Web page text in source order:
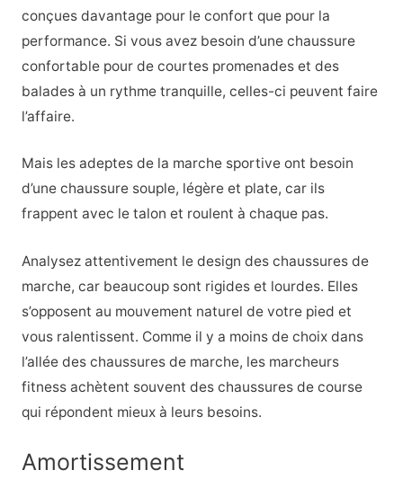
conçues davantage pour le confort que pour la
performance. Si vous avez besoin d’une chaussure
confortable pour de courtes promenades et des
balades à un rythme tranquille, celles-ci peuvent faire
l’affaire.
Mais les adeptes de la marche sportive ont besoin
d’une chaussure souple, légère et plate, car ils
frappent avec le talon et roulent à chaque pas.
Analysez attentivement le design des chaussures de
marche, car beaucoup sont rigides et lourdes. Elles
s’opposent au mouvement naturel de votre pied et
vous ralentissent. Comme il y a moins de choix dans
l’allée des chaussures de marche, les marcheurs
fitness achètent souvent des chaussures de course
qui répondent mieux à leurs besoins.
Amortissement